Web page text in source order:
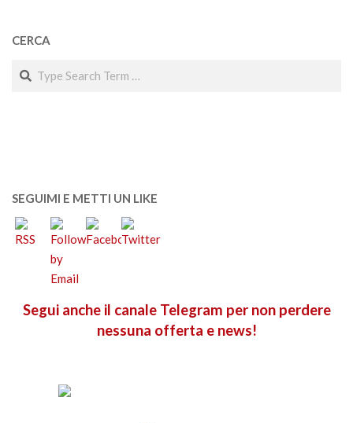
CERCA
Search
SEGUIMI E METTI UN LIKE
Segui anche il canale Telegram per non perdere
nessuna offerta e news!